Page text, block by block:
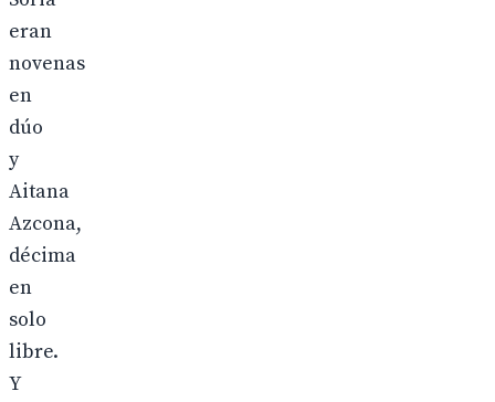
eran
novenas
en
dúo
y
Aitana
Azcona,
décima
en
solo
libre.
Y